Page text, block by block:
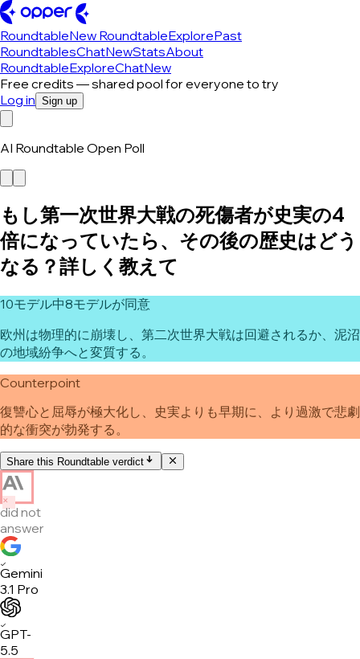
RoundtableNew RoundtableExplorePast
RoundtablesChatNewStatsAbout
RoundtableExploreChatNew
Free credits — shared pool for everyone to try
Log in Sign up
AI Roundtable Open Poll
もし第一次世界大戦の死傷者が史実の4
倍になっていたら、その後の歴史はどう
なる？詳しく教えて
10モデル中8モデルが同意
欧州は物理的に崩壊し、第二次世界大戦は回避されるか、泥沼
の地域紛争へと変質する。
Counterpoint
復讐心と屈辱が極大化し、史実よりも早期に、より過激で悲劇
的な衝突が勃発する。
Share this Roundtable verdict
✕
did not
answer
✓
Gemini
3.1 Pro
✓
GPT-
5.5